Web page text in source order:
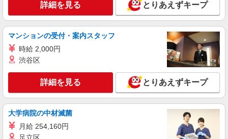
分） ※6回目以降は1回6,000円支給 ▼下記別途支
給 通勤手当 年末年始手当：380円/時 寸志あり：
年2回（6月・12月） ※業績による 特別報酬：平
均34.1万円（最高額135万円） ※2025年6月支給実
績 ※処遇改善手当は試用期間中(3ヶ月)は支給なし
埼玉県川口市元郷4丁目8-22
キープ 詳細を見る
契約社員
そよ風定期巡回 かわぐち：RO13602
NEW
定期巡回 介護スタッフ
【月給】295,800円〜310,240円 ▼給与詳細 処
遇改善手当：34,320円 ▼下記別途支給 通勤手当
夜勤手当:6,000円/回 年末年始手当：380円/時
※12/300時〜1/324時 昇給年1回（4月） 寸志あ
り：年2回（6月・12月） ※業績による 特別報
酬：平均11.6万円（最高額90万円） ※2025年6月
詳細を見る
詳細を見る とりあえずキープ
マンションの受付・案内スタッフ
時給 2,000円
渋谷区
詳細を見る とりあえずキープ
大学病院の中材滅菌
月給 254,160円